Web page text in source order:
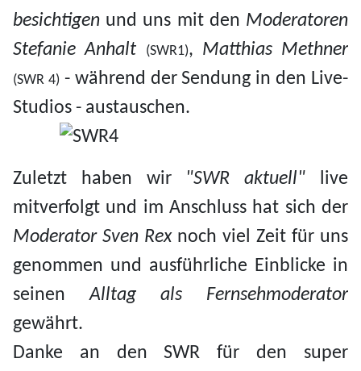
besichtigen und uns mit den Moderatoren
Stefanie Anhalt
(SWR1), Matthias Methner
(SWR 4)- während der Sendung in den Live-
Studios - austauschen.
Zuletzt haben wir "SWR aktuell" live
mitverfolgt und im Anschluss hat sich der
Moderator Sven Rexnoch viel Zeit für uns
genommen und ausführliche Einblicke in
seinenAlltag als Fernsehmoderator
gewährt.
Danke an den SWR für den super